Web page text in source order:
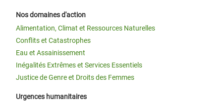
Nos domaines d'action
Alimentation, Climat et Ressources Naturelles
Conflits et Catastrophes
Eau et Assainissement
Inégalités Extrêmes et Services Essentiels
Justice de Genre et Droits des Femmes
Urgences humanitaires